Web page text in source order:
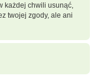
każdej chwili usunąć,
twojej zgody, ale ani